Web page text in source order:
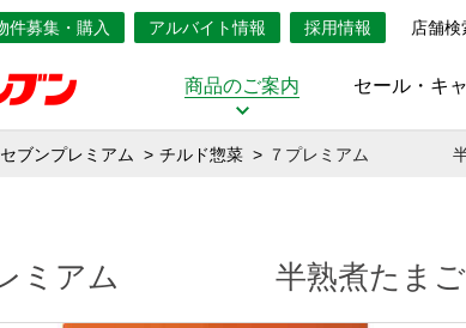
件募集・購入 アルバイト情報 採用情報 店舗検
商品のご案内 セール・キ
セブンプレミアム チルド惣菜 ７プレミアム 半熟
レミアム 半熟煮たまご